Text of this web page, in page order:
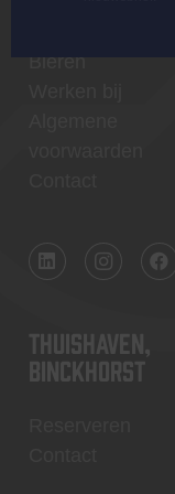
Bieren
Thuishaven,
Binckhorst